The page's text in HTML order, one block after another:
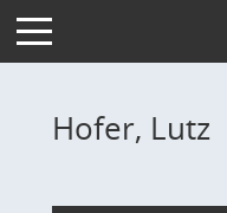
Toggle navigation
Hofer, Lutz